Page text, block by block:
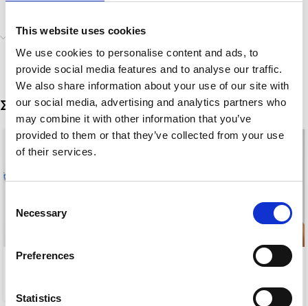
This website uses cookies
We use cookies to personalise content and ads, to
provide social media features and to analyse our traffic.
We also share information about your use of our site with
our social media, advertising and analytics partners who
may combine it with other information that you’ve
provided to them or that they’ve collected from your use
of their services.
Selection
Necessary
Preferences
Statistics
Αποστολή & Παράδοση
Σχετικά προϊόντα
EVIL EYE NECKLACE